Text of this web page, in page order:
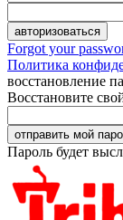
Forgot your
Политика
восстановление
Восстановите
Пароль будет